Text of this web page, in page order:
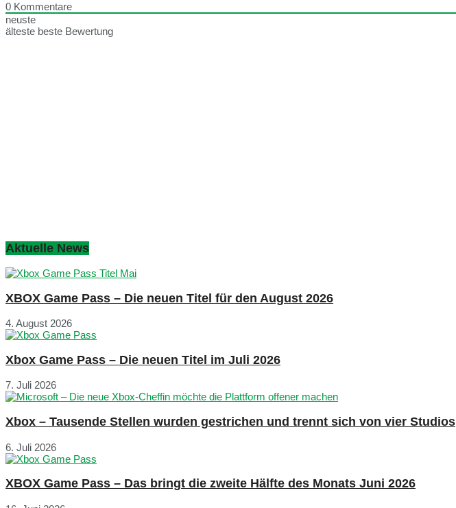
0 Kommentare
neuste
älteste beste Bewertung
Aktuelle News
XBOX Game Pass – Die neuen Titel für den August 2026
4. August 2026
Xbox Game Pass – Die neuen Titel im Juli 2026
7. Juli 2026
Xbox – Tausende Stellen wurden gestrichen und trennt sich von vier Studios
6. Juli 2026
XBOX Game Pass – Das bringt die zweite Hälfte des Monats Juni 2026